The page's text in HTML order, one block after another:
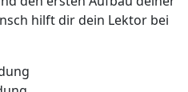
hilft dir dein Lektor bei